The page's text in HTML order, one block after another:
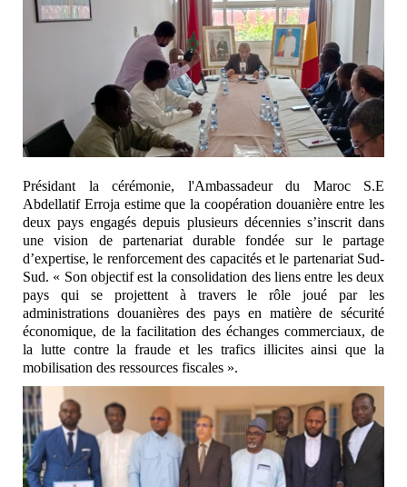
Présidant la cérémonie, l'Ambassadeur du Maroc S.E
Abdellatif Erroja estime que la coopération douanière entre les
deux pays engagés depuis plusieurs décennies s’inscrit dans
une vision de partenariat durable fondée sur le partage
d’expertise, le renforcement des capacités et le partenariat Sud-
Sud. « Son objectif est la consolidation des liens entre les deux
pays qui se projettent à travers le rôle joué par les
administrations douanières des pays en matière de sécurité
économique, de la facilitation des échanges commerciaux, de
la lutte contre la fraude et les trafics illicites ainsi que la
mobilisation des ressources fiscales ».